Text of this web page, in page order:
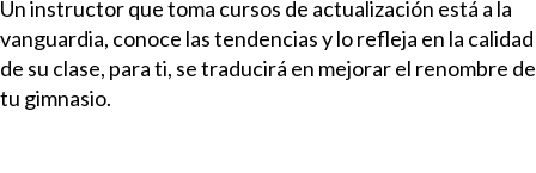
Un instructor que toma cursos de actualización está a la
vanguardia, conoce las tendencias y lo refleja en la calidad
de su clase, para ti, se traducirá en mejorar el renombre de
tu gimnasio.